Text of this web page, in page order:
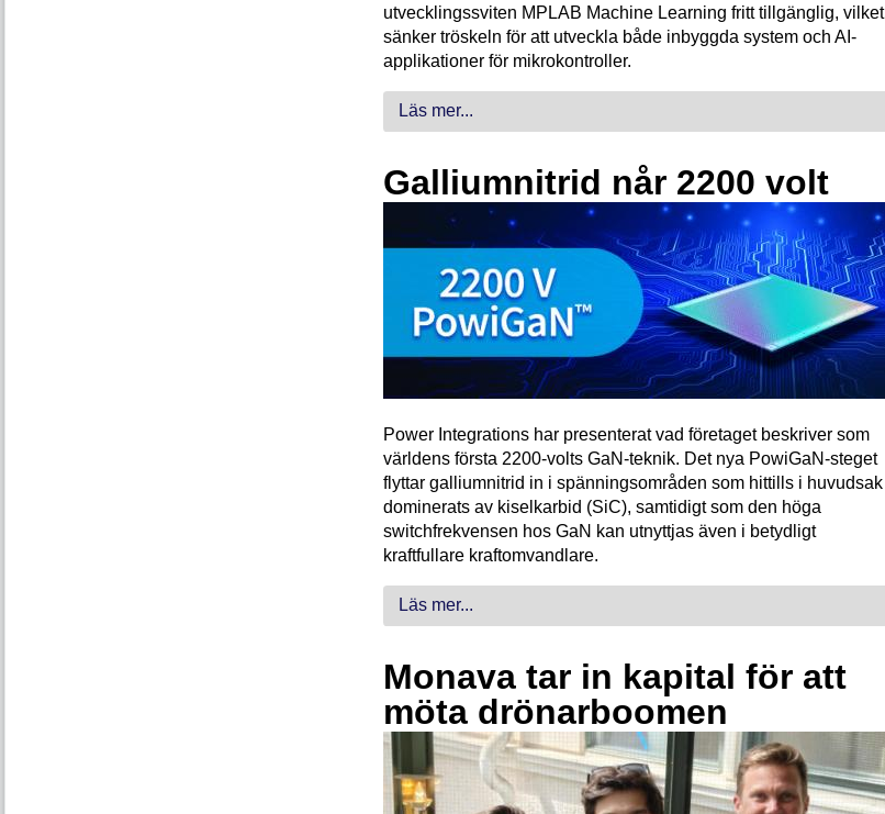
utvecklingssviten MPLAB Machine Learning fritt tillgänglig, vilket
sänker tröskeln för att utveckla både inbyggda system och AI-
applikationer för mikrokontroller.
Läs mer...
Galliumnitrid når 2200 volt
Power Integrations har presenterat vad företaget beskriver som
världens första 2200-volts GaN-teknik. Det nya PowiGaN-steget
flyttar galliumnitrid in i spänningsområden som hittills i huvudsak
dominerats av kiselkarbid (SiC), samtidigt som den höga
switchfrekvensen hos GaN kan utnyttjas även i betydligt
kraftfullare kraftomvandlare.
Läs mer...
Monava tar in kapital för att
möta drönarboomen